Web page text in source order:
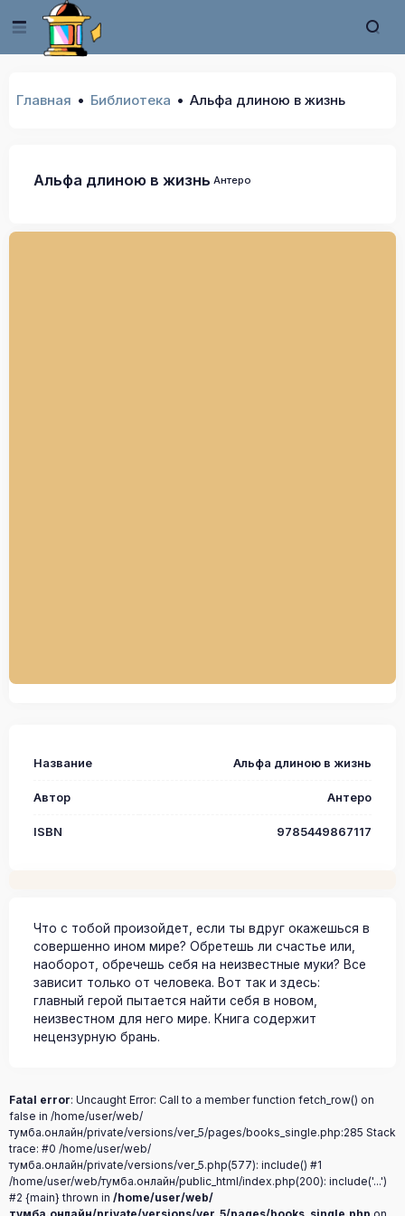
Главная Библиотека Альфа длиною в жизнь
Альфа длиною в жизнь Антеро
Название Альфа длиною в жизнь
Автор Антеро
ISBN 9785449867117
Что с тобой произойдет, если ты вдруг окажешься в
совершенно ином мире? Обретешь ли счастье или,
наоборот, обречешь себя на неизвестные муки? Все
зависит только от человека. Вот так и здесь:
главный герой пытается найти себя в новом,
неизвестном для него мире. Книга содержит
нецензурную брань.
Fatal error: Uncaught Error: Call to a member function fetch_row() on
false in /home/user/web/
тумба.онлайн/private/versions/ver_5/pages/books_single.php:285 Stack
trace: #0 /home/user/web/
тумба.онлайн/private/versions/ver_5.php(577): include() #1
/home/user/web/тумба.онлайн/public_html/index.php(200): include('...')
#2 {main} thrown in /home/user/web/